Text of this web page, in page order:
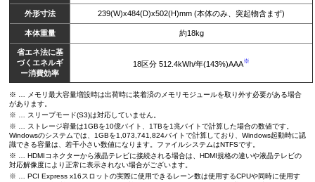
外形寸法 239(W)x484(D)x502(H)mm (本体のみ、突起物含まず)
本体重量 約18kg
省エネ法に基
づくエネルギ
ー消費効率
18区分 512.4kWh/年(143%)AAA※
※ … メモリ最大容量増設時は出荷時に装着済のメモリモジュールを取り外す必要がある場合
があります。
※ … スリープモード(S3)は対応していません。
※ … ストレージ容量は1GBを10億バイト、1TBを1兆バイトで計算した場合の数値です。
Windowsのシステムでは、1GBを1,073,741,824バイトで計算しており、Windows起動時に認
識できる容量は、若干小さい数値になります。ファイルシステムはNTFSです。
※ … HDMIコネクターから液晶テレビに接続される場合は、HDMI規格の違いや液晶テレビの
対応解像度により正常に表示されない場合がございます。
※ … PCI Express x16スロットの実際に使用できるレーン数は使用するCPUや同時に使用す